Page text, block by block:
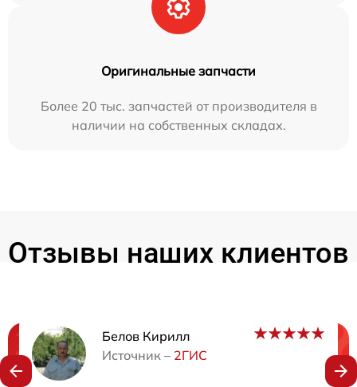
Оригинальные запчасти
Более 20 тыс. запчастей от производителя в
наличии на собственных складах.
Отзывы наших клиентов
Белов Кирилл
Источник – 2ГИС
Нужна консультация?